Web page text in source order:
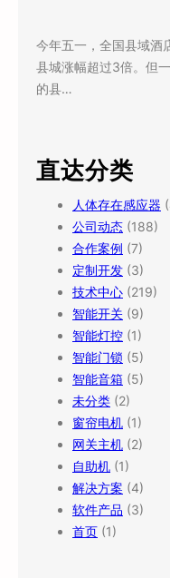
今年五一，全国县域酒
县城涨幅超过3倍。但
的县…
直达分类
人体存在感应器
公司动态 (188)
合作案例 (7)
定制开发 (3)
技术中心 (219)
智能开关 (9)
智能灯控 (1)
智能门锁 (5)
智能音箱 (5)
未分类 (2)
窗帘电机 (1)
网关主机 (2)
自助机 (1)
解决方案 (4)
软件产品 (3)
首页 (1)